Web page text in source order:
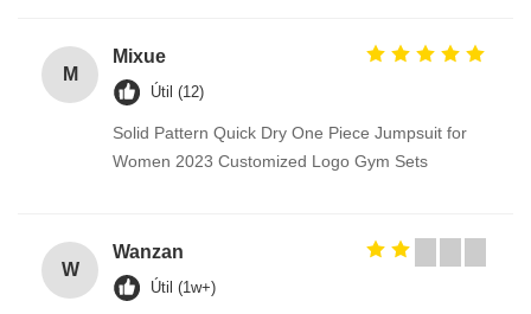
M
Mixue
Útil (12)
Solid Pattern Quick Dry One Piece Jumpsuit for
Women 2023 Customized Logo Gym Sets
W
Wanzan
Útil (1w+)